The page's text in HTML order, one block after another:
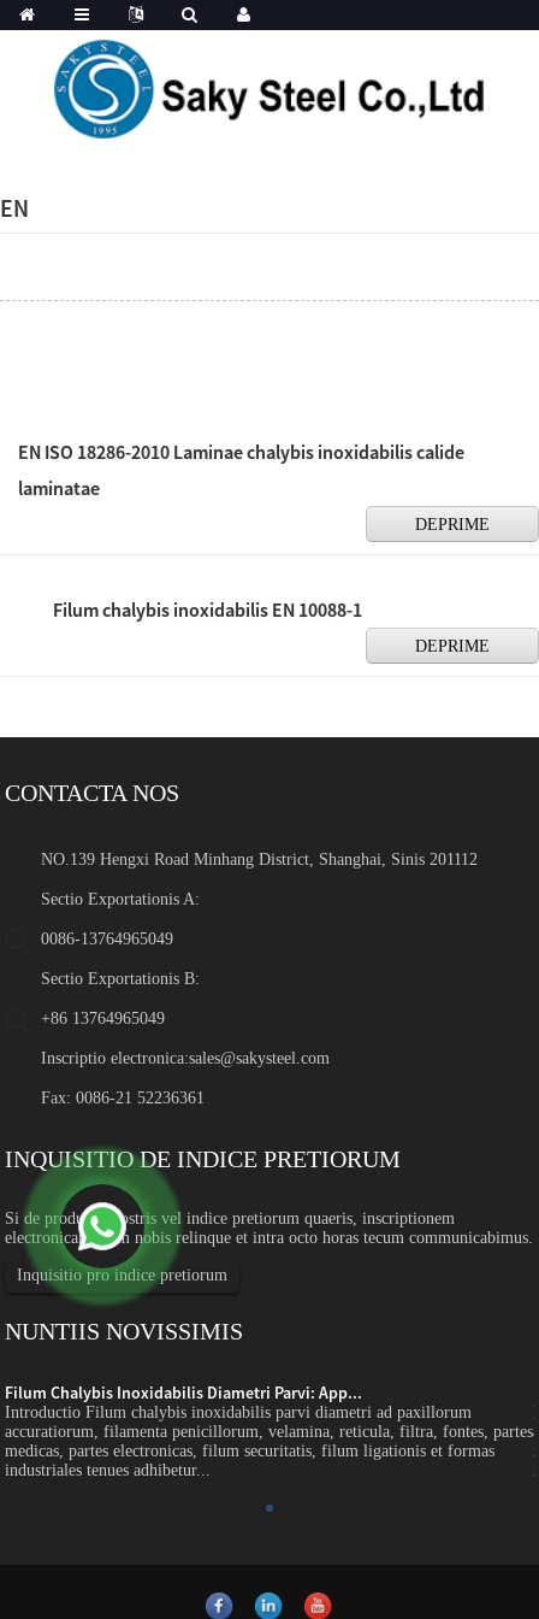
EN
EN ISO 18286-2010 Laminae chalybis inoxidabilis calide
laminatae
DEPRIME
Filum chalybis inoxidabilis EN 10088-1
DEPRIME
CONTACTA NOS
NO.139 Hengxi Road Minhang District, Shanghai, Sinis 201112
Sectio Exportationis A:
0086-13764965049
Sectio Exportationis B:
+86 13764965049
Inscriptio electronica:sales@sakysteel.com
Fax: 0086-21 52236361
INQUISITIO DE INDICE PRETIORUM
Si de productis nostris vel indice pretiorum quaeris, inscriptionem
electronicam tuam nobis relinque et intra octo horas tecum communicabimus.
Inquisitio pro indice pretiorum
NUNTIIS NOVISSIMIS
Filum Chalybis Inoxidabilis Diametri Parvi: App...
Introductio Filum chalybis inoxidabilis parvi diametri ad paxillorum
accuratiorum, filamenta penicillorum, velamina, reticula, filtra, fontes, partes
medicas, partes electronicas, filum securitatis, filum ligationis et formas
industriales tenues adhibetur...